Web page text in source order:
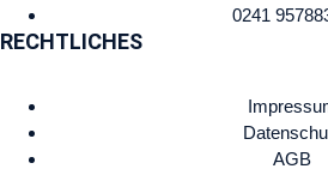
0241
RECHTLICHES
AGB